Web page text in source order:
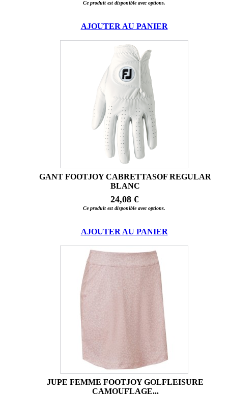
Ce produit est disponible avec options.
AJOUTER AU PANIER
GANT FOOTJOY CABRETTASOF REGULAR
BLANC
24,08 €
Ce produit est disponible avec options.
AJOUTER AU PANIER
JUPE FEMME FOOTJOY GOLFLEISURE
CAMOUFLAGE...